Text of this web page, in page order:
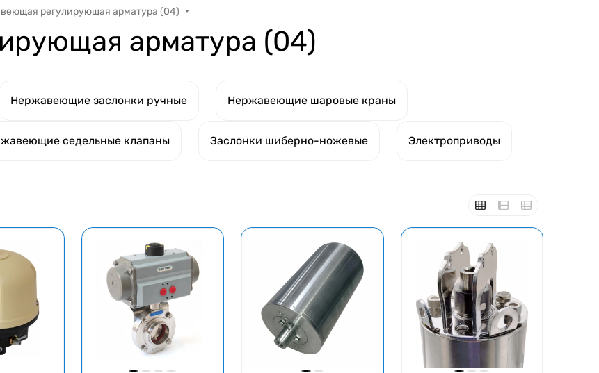
регулирующая арматура (04)
арматура (04)
Нержавеющие заслонки ручные Нержавеющие шаровые краны
седельные клапаны Заслонки шиберно-ножевые Электроприводы